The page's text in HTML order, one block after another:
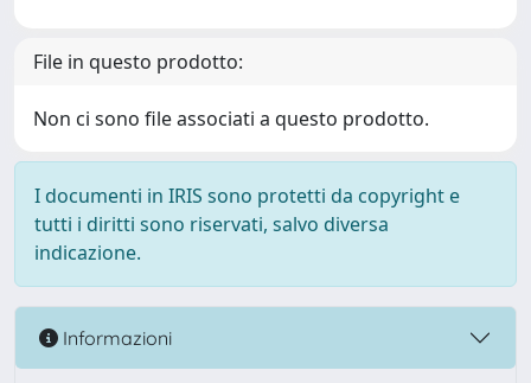
File in questo prodotto:
Non ci sono file associati a questo prodotto.
I documenti in IRIS sono protetti da copyright e
tutti i diritti sono riservati, salvo diversa
indicazione.
Informazioni